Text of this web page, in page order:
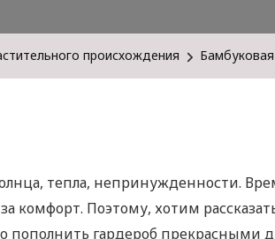
происхождения
тепла, непринужденности.
комфорт. Поэтому, хотим
пополнить гардероб